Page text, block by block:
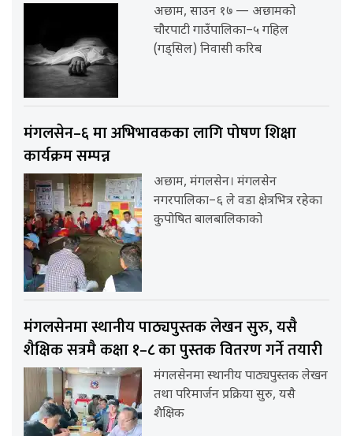
अछाम, साउन १७ — अछामको
चौरपाटी गाउँपालिका–५ गहिल
(गड्सिल) निवासी करिब
मंगलसेन–६ मा अभिभावकका लागि पोषण शिक्षा
कार्यक्रम सम्पन्न
अछाम, मंगलसेन। मंगलसेन
नगरपालिका–६ ले वडा क्षेत्रभित्र रहेका
कुपोषित बालबालिकाको
मंगलसेनमा स्थानीय पाठ्यपुस्तक लेखन सुरु, यसै
शैक्षिक सत्रमै कक्षा १–८ का पुस्तक वितरण गर्ने तयारी
मंगलसेनमा स्थानीय पाठ्यपुस्तक लेखन
तथा परिमार्जन प्रक्रिया सुरु, यसै
शैक्षिक